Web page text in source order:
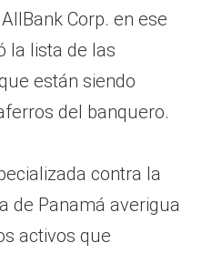
Corp. en ese
la lista de las
están siendo
del banquero.
contra la
de Panamá averigua
activos que